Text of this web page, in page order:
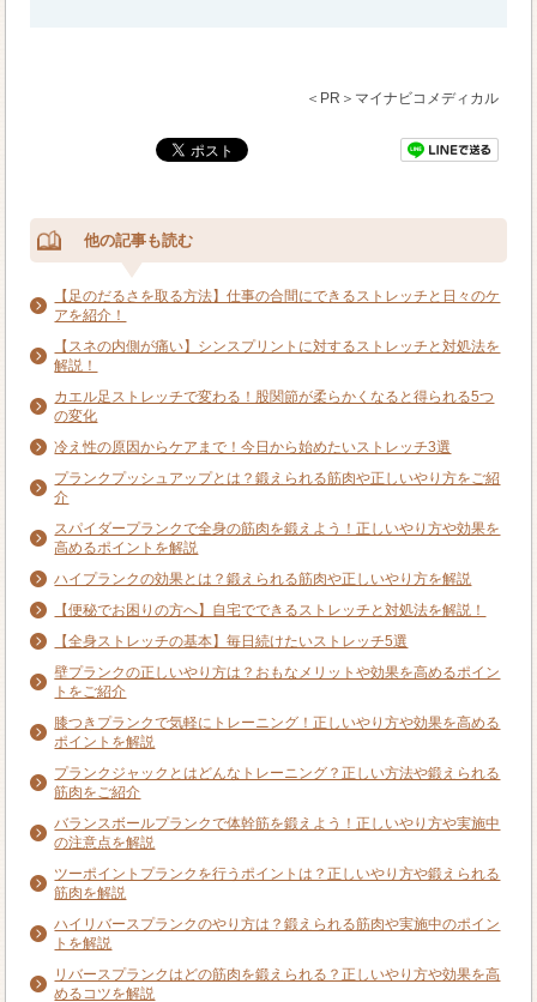
＜PR＞マイナビコメディカル
他の記事も読む
【足のだるさを取る方法】仕事の合間にできるストレッチと日々のケ
アを紹介！
【スネの内側が痛い】シンスプリントに対するストレッチと対処法を
解説！
カエル足ストレッチで変わる！股関節が柔らかくなると得られる5つ
の変化
冷え性の原因からケアまで！今日から始めたいストレッチ3選
プランクプッシュアップとは？鍛えられる筋肉や正しいやり方をご紹
介
スパイダープランクで全身の筋肉を鍛えよう！正しいやり方や効果を
高めるポイントを解説
ハイプランクの効果とは？鍛えられる筋肉や正しいやり方を解説
【便秘でお困りの方へ】自宅でできるストレッチと対処法を解説！
【全身ストレッチの基本】毎日続けたいストレッチ5選
壁プランクの正しいやり方は？おもなメリットや効果を高めるポイン
トをご紹介
膝つきプランクで気軽にトレーニング！正しいやり方や効果を高める
ポイントを解説
プランクジャックとはどんなトレーニング？正しい方法や鍛えられる
筋肉をご紹介
バランスボールプランクで体幹筋を鍛えよう！正しいやり方や実施中
の注意点を解説
ツーポイントプランクを行うポイントは？正しいやり方や鍛えられる
筋肉を解説
ハイリバースプランクのやり方は？鍛えられる筋肉や実施中のポイン
トを解説
リバースプランクはどの筋肉を鍛えられる？正しいやり方や効果を高
めるコツを解説